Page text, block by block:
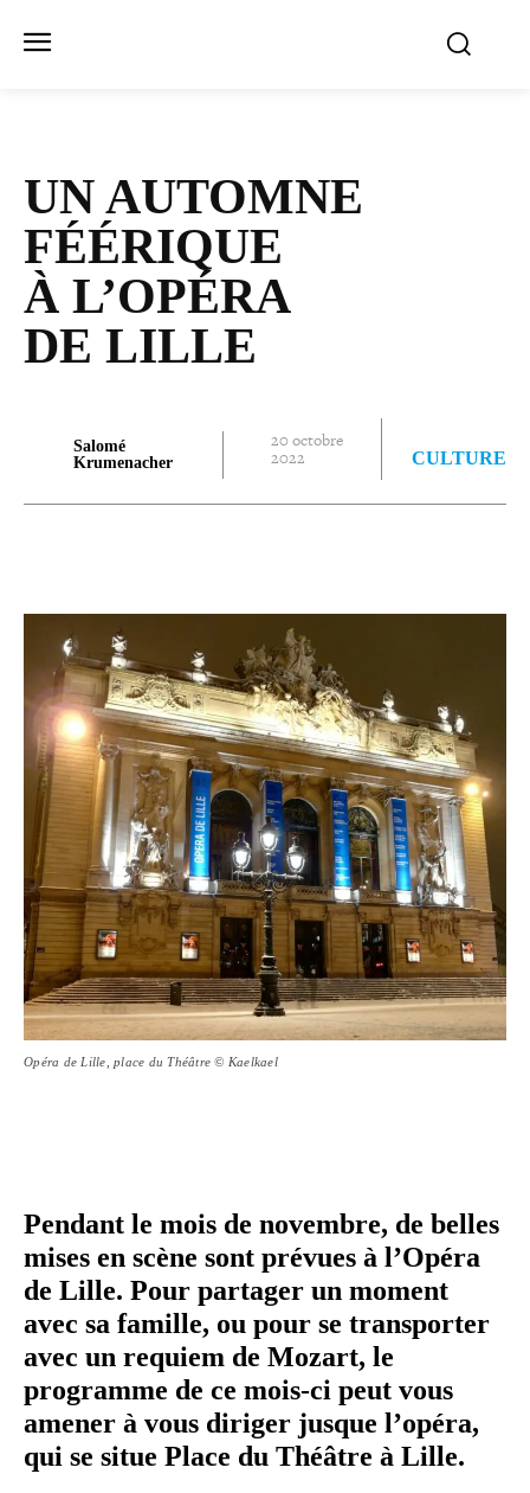
UN AUTOMNE
FÉÉRIQUE
À L’OPÉRA
DE LILLE
Salomé
Krumenacher
20 octobre
2022 CULTURE
Opéra de Lille, place du Théâtre © Kaelkael
Pendant le mois de novembre, de belles
mises en scène sont prévues à l’Opéra
de Lille. Pour partager un moment
avec sa famille, ou pour se trans­por­ter
avec un requiem de Mozart, le
programme de ce mois-​ci peut vous
amener à vous diriger jusque l’opéra,
qui se situe Place du Théâtre à Lille.